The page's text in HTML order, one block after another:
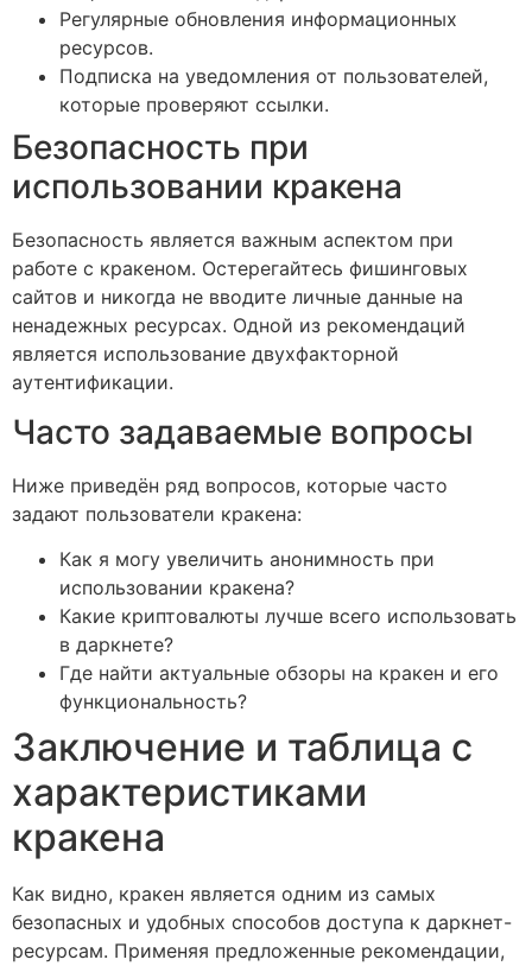
Регулярные обновления информационных
ресурсов.
Подписка на уведомления от пользователей,
которые проверяют ссылки.
Безопасность при
использовании кракена
Безопасность является важным аспектом при
работе с кракеном. Остерегайтесь фишинговых
сайтов и никогда не вводите личные данные на
ненадежных ресурсах. Одной из рекомендаций
является использование двухфакторной
аутентификации.
Часто задаваемые вопросы
Ниже приведён ряд вопросов, которые часто
задают пользователи кракена:
Как я могу увеличить анонимность при
использовании кракена?
Какие криптовалюты лучше всего использовать
в даркнете?
Где найти актуальные обзоры на кракен и его
функциональность?
Заключение и таблица с
характеристиками
кракена
Как видно, кракен является одним из самых
безопасных и удобных способов доступа к даркнет-
ресурсам. Применяя предложенные рекомендации,